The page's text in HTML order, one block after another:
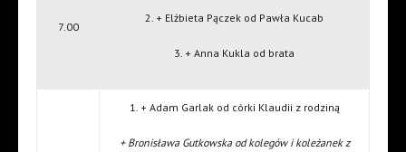
7.00
2. + Elżbieta Pączek od Pawła Kucab
3. + Anna Kukla od brata
1. + Adam Garlak od córki Klaudii z rodziną
+ Bronisława Gutkowska od kolegów i koleżanek z